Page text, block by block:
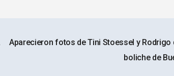
Aparecieron fotos de Tini Stoessel y Rodrigo
boliche de